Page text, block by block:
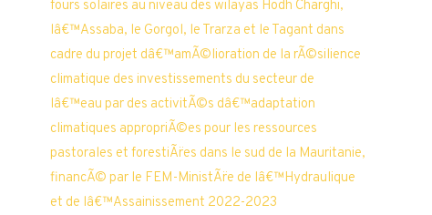
fours solaires au niveau des wilayas Hodh Charghi,
lâ€™Assaba, le Gorgol, le Trarza et le Tagant dans
cadre du projet dâ€™amÃ©lioration de la rÃ©silience
climatique des investissements du secteur de
lâ€™eau par des activitÃ©s dâ€™adaptation
climatiques appropriÃ©es pour les ressources
pastorales et forestiÃ¨res dans le sud de la Mauritanie,
financÃ© par le FEM-MinistÃ¨re de lâ€™Hydraulique
et de lâ€™Assainissement 2022-2023